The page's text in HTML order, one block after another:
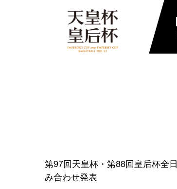
第97回天皇杯・第88回皇后杯全
み合わせ発表